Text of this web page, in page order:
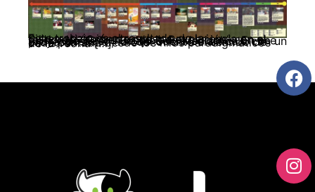
Este trabajo es el resultado de la Sistematización de nuestra experiencia en el tejido del “Cobertor de la Revolución” con el Congreso de los Pueblos de Manizales. En ese tejer y destejer Trabajo Social se articuló con un proyecto social, lo cual orientó el sentido de cada puntada desde los hilos paradigmáticos de la Teoría […]